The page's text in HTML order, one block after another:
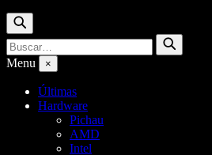
Buscar
Buscar
por:
Buscar
Menu ×
Últimas
Hardware
Pichau
AMD
Intel